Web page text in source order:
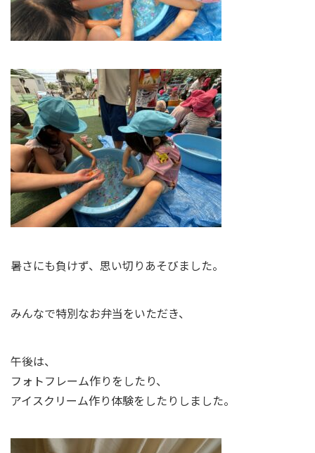
暑さにも負けず、思い切りあそびました。
みんなで特別なお弁当をいただき、
午後は、
フォトフレーム作りをしたり、
アイスクリーム作り体験をしたりしました。